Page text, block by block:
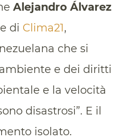
Alejandro Álvarez
di Clima21,
che si
e dei diritti
e la velocità
disastrosi”. E il
isolato.